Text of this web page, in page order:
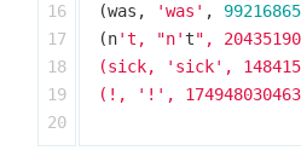
16
17
18
19
(was , 'was' ,
(n't, "n' t",
(sick, 'sick',
(!, '!',